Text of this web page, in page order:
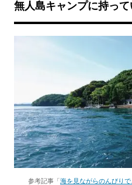
無人島キャンプに持っ
参考記事「海を見ながらのんびり